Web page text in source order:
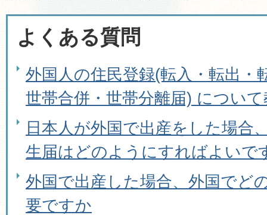
よくある質問
外国人の住民登録(転入・転出・
世帯合併・世帯分離届) につい
日本人が外国で出産をした場合
生届はどのようにすればよいで
外国で出産した場合、外国でど
要ですか